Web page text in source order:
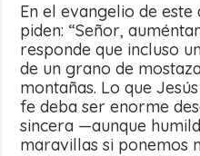
En el evangelio de
piden: “Señor,
responde que incluso
de un grano de
montañas. Lo que
fe deba ser enorme
sincera —aunque
maravillas si ponemos